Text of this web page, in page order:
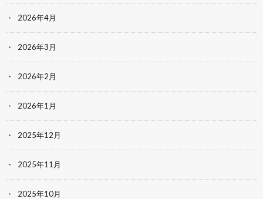
2026年4月
2026年3月
2026年2月
2026年1月
2025年12月
2025年11月
2025年10月